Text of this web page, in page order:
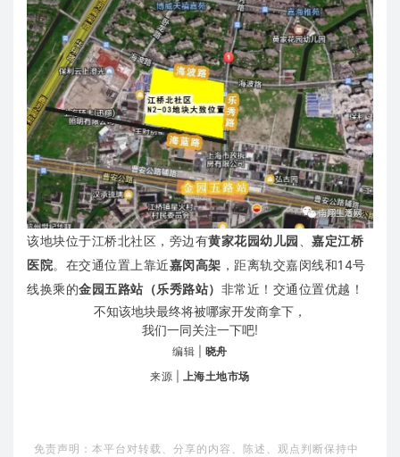
该地块位于江桥北社区，旁边有黄家花园幼儿园、 嘉定江桥
医院。在交通位置上靠近嘉闵高架 ， 距离轨交嘉闵线和14号
线换乘的金园五路站（乐秀路站） 非常近！交通位置优越！
不知该地块最终将被哪家开发商拿下，
我们一同关注一下吧!
编辑 | 晓舟
来源 | 上海土地市场
免责声明：本平台对转载、分享的内容、陈述、观点判断保持中